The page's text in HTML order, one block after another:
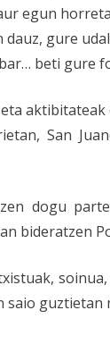
egun
gure
beti gure
San
dogu
bideratzen